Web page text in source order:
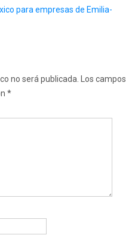
para empresas de Emilia-
no será publicada.
Los campos
*